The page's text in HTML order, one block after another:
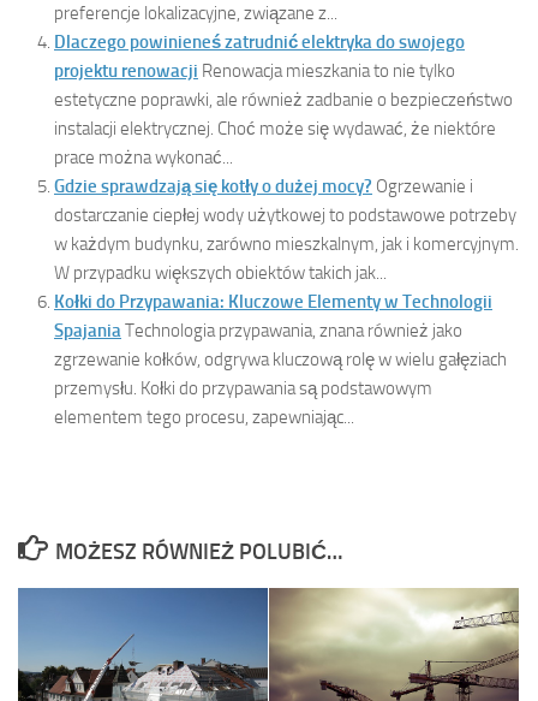
preferencje lokalizacyjne, związane z...
Dlaczego powinieneś zatrudnić elektryka do swojego
projektu renowacji Renowacja mieszkania to nie tylko
estetyczne poprawki, ale również zadbanie o bezpieczeństwo
instalacji elektrycznej. Choć może się wydawać, że niektóre
prace można wykonać...
Gdzie sprawdzają się kotły o dużej mocy? Ogrzewanie i
dostarczanie ciepłej wody użytkowej to podstawowe potrzeby
w każdym budynku, zarówno mieszkalnym, jak i komercyjnym.
W przypadku większych obiektów takich jak...
Kołki do Przypawania: Kluczowe Elementy w Technologii
Spajania Technologia przypawania, znana również jako
zgrzewanie kołków, odgrywa kluczową rolę w wielu gałęziach
przemysłu. Kołki do przypawania są podstawowym
elementem tego procesu, zapewniając...
MOŻESZ RÓWNIEŻ POLUBIĆ…